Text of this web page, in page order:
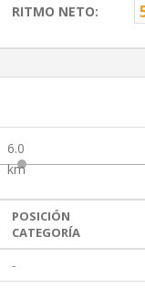
RITMO NETO:
6.0
km
POSICIÓN
CATEGORÍA
-